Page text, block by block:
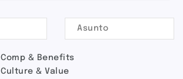
Comp & Benefits
Culture & Value